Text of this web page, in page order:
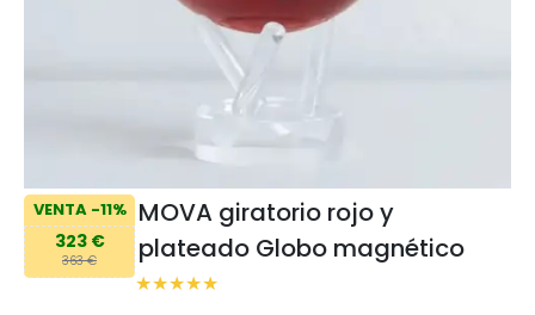
VENTA -11%
323 €
363 €
MOVA giratorio rojo y
plateado Globo magnético